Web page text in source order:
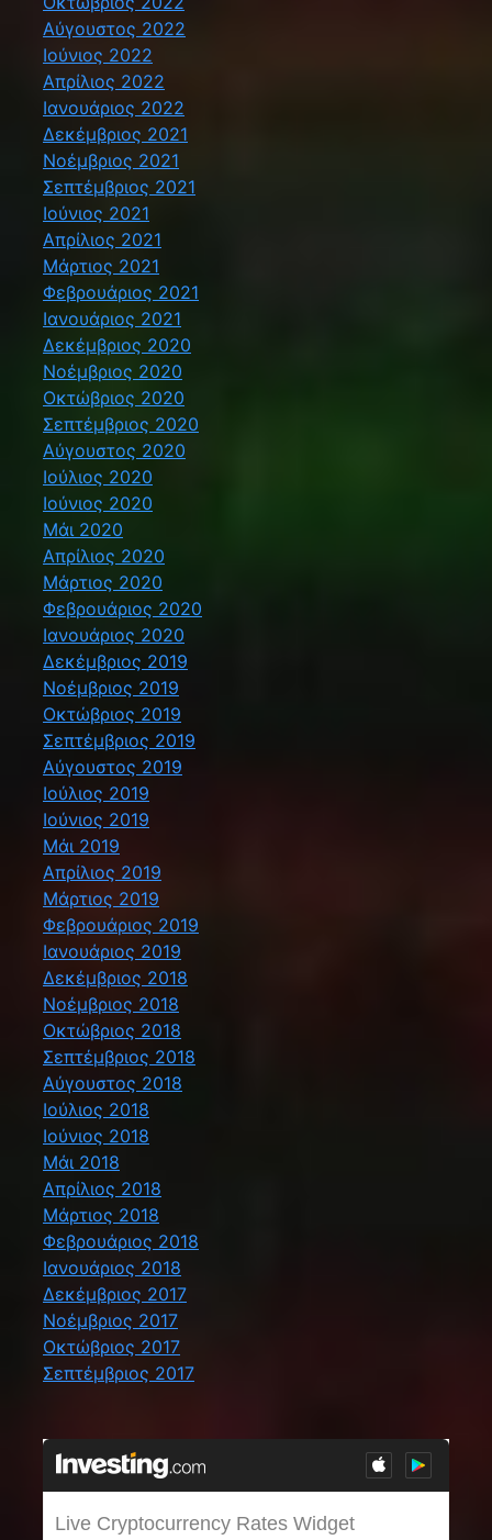
Αύγουστος 2022
Ιούνιος 2022
Απρίλιος 2022
Ιανουάριος 2022
Δεκέμβριος 2021
Νοέμβριος 2021
Σεπτέμβριος 2021
Ιούνιος 2021
Απρίλιος 2021
Μάρτιος 2021
Φεβρουάριος 2021
Ιανουάριος 2021
Δεκέμβριος 2020
Νοέμβριος 2020
Οκτώβριος 2020
Σεπτέμβριος 2020
Αύγουστος 2020
Ιούλιος 2020
Ιούνιος 2020
Μάι 2020
Απρίλιος 2020
Μάρτιος 2020
Φεβρουάριος 2020
Ιανουάριος 2020
Δεκέμβριος 2019
Νοέμβριος 2019
Οκτώβριος 2019
Σεπτέμβριος 2019
Αύγουστος 2019
Ιούλιος 2019
Ιούνιος 2019
Μάι 2019
Απρίλιος 2019
Μάρτιος 2019
Φεβρουάριος 2019
Ιανουάριος 2019
Δεκέμβριος 2018
Νοέμβριος 2018
Οκτώβριος 2018
Σεπτέμβριος 2018
Αύγουστος 2018
Ιούλιος 2018
Ιούνιος 2018
Μάι 2018
Απρίλιος 2018
Μάρτιος 2018
Φεβρουάριος 2018
Ιανουάριος 2018
Δεκέμβριος 2017
Νοέμβριος 2017
Οκτώβριος 2017
Σεπτέμβριος 2017